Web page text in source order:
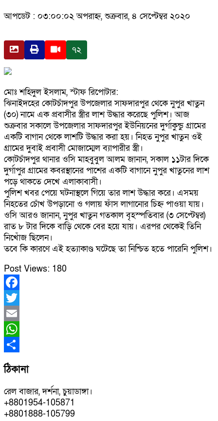
আপডেট : ০৩:০০:০২ অপরাহ্ন, শুক্রবার, ৪ সেপ্টেম্বর ২০২০
৭২
মোঃ শহিদুল ইসলাম, স্টাফ রিপোটার:
ঝিনাইদহের কোটচাঁদপুর উপজেলার সাফদারপুর থেকে নুপুর খাতুন
(৩০) নামে এক প্রবাসীর স্ত্রীর লাশ উদ্ধার করেছে পুলিশ। আজ
শুক্রবার সকালে উপজেলার সাফদারপুর ইউনিয়নের দুর্গাকুন্ডু গ্রামের
একটি বাগান থেকে লাশটি উদ্ধার করা হয়। নিহত নুপুর খাতুন ওই
গ্রামের দুবাই প্রবাসী মোজাম্মেল ব্যাপারীর স্ত্রী।
কোটচাঁদপুর থানার ওসি মাহবুবুল আলম জানান, সকাল ১১টার দিকে
দুর্গাপুর গ্রামের কবরস্থানের পাশের একটি বাগানে নুপুর খাতুনের লাশ
পড়ে থাকতে দেখে এলাকাবাসী।
পুলিশ খবর পেয়ে ঘটনাস্থলে গিয়ে তার লাশ উদ্ধার করে। এসময়
নিহতের চোঁখ উপড়ানো ও গলায় ফাঁস লাগানোর চিহ্ন পাওয়া যায়।
ওসি আরও জানান, নুপুর খাতুন গতকাল বৃহস্পতিবার (৩ সেপ্টেম্বর)
রাত ৮ টার দিকে বাড়ি থেকে বের হয়ে যায়। এরপর থেকেই তিনি
নিখোঁজ ছিলেন।
তবে কি কারণে এই হত্যাকাণ্ড ঘটেছে তা নিশ্চিত হতে পারেনি পুলিশ।
Post Views: 180
Facebook
Twitter
Email
WhatsApp
Share
ঠিকানা
রেল বাজার, দর্শনা, চুয়াডাঙ্গা।
+8801954-105871
+8801888-105799